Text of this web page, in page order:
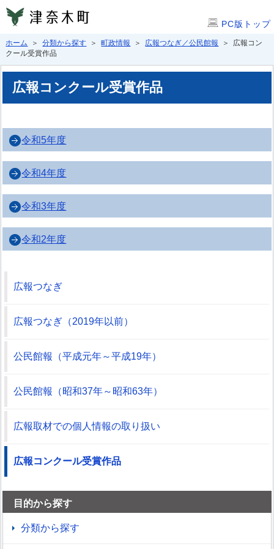
PC版トップ
ホーム ＞分類から探す ＞町政情報 ＞ 広報つなぎ／公民館報
＞ 広報コン
クール受賞作品
広報コンクール受賞作品
令和5年度
令和4年度
令和3年度
令和2年度
広報つなぎ
広報つなぎ（2019年以前）
公民館報（平成元年～平成19年）
公民館報（昭和37年～昭和63年）
広報取材での個人情報の取り扱い
広報コンクール受賞作品
目的から探す
分類から探す